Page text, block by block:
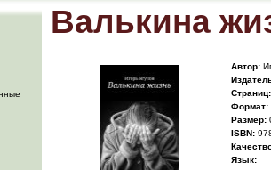
Валькина
Автор:
Cтраниц:
Формат:
Размер:
ISBN:
Язык: